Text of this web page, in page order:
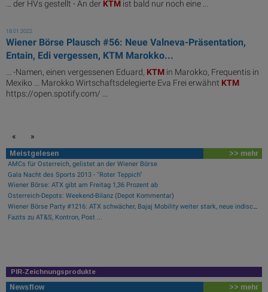
... der HVs gestellt - An der KTM ist bald nur noch eine ...
18.01.2022
Wiener Börse Plausch #56: Neue Valneva-Präsentation,
Entain, Edi vergessen, KTM Marokko...
... -Namen, einen vergessenen Eduard, KTM in Marokko, Frequentis in
Mexiko ... Marokko Wirtschaftsdelegierte Eva Frei erwähnt KTM
https://open.spotify.com/ ...
« »
Meistgelesen >> mehr
AMCs für Österreich, gelistet an der Wiener Börse
Gala Nacht des Sports 2013 - "Roter Teppich"
Wiener Börse: ATX gibt am Freitag 1,36 Prozent ab
Österreich-Depots: Weekend-Bilanz (Depot Kommentar)
Wiener Börse Party #1216: ATX schwächer, Bajaj Mobility weiter stark, neue indische Freunde und Rajiv Bajaj mein Man of the Day
Fazits zu AT&S, Kontron, Post ...
PIR-Zeichnungsprodukte
Newsflow >> mehr